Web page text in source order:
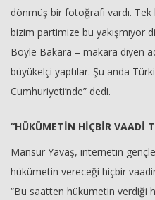
dönmüş bir fotoğrafı vardı.
bizim partimize bu yakışmıyor
Böyle Bakara – makara diyen
büyükelçi yaptılar. Şu anda
Cumhuriyeti’nde” dedi.
“HÜKÜMETİN HİÇBİR VAADİ
Mansur Yavaş, internetin
hükümetin vereceği hiçbir
“Bu saatten hükümetin verdiği